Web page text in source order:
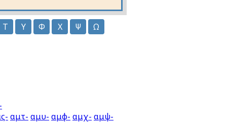
Τ Υ Φ Χ Ψ Ω
αμτ- αμυ- αμφ- αμχ- αμψ-